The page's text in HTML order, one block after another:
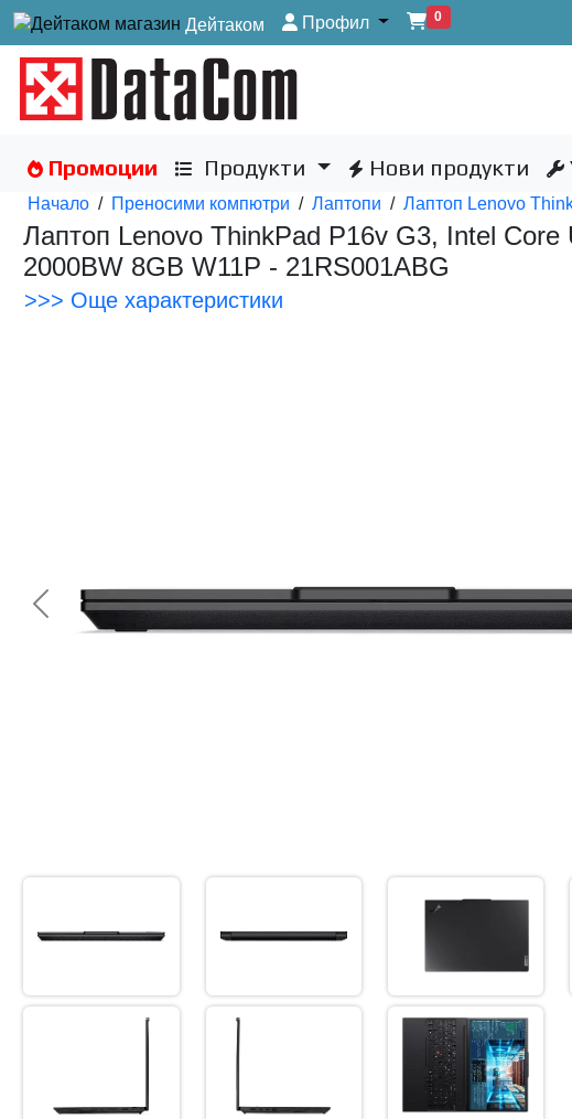
Дейтаком Профил 0
Промоции Продукти Нови продукти
Начало / Преносими компютри / Лаптопи / Лаптоп Lenovo
Лаптоп Lenovo ThinkPad P16v G3, Intel
2000BW 8GB W11P - 21RS001ABG
>>> Още характеристики
<< Предишна